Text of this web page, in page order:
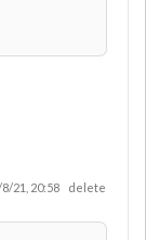
8/21, 20:58 delete